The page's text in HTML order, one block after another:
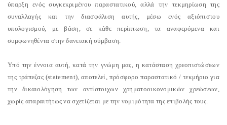
ύπαρξη ενός συγκεκριμένου παραστατικού, αλλά την τεκμηρίωση της
συναλλαγής και την διασφάλιση αυτής, μέσω ενός αξιόπιστου
υπολογισμού, με βάση, σε κάθε περίπτωση, τα αναφερόμενα και
συμφωνηθέντα στην δανειακή σύμβαση.
Υπό την έννοια αυτή, κατά την γνώμη μας, η κατάσταση χρεοπιστώσεων
της τράπεζας (statement), αποτελεί, πρόσφορο παραστατικό / τεκμήριο για
την δικαιολόγηση των αντίστοιχων χρηματοοικονομικών χρεώσεων,
χωρίς απαραιτήτως να σχετίζεται με την νομιμότητα της επιβολής τους.